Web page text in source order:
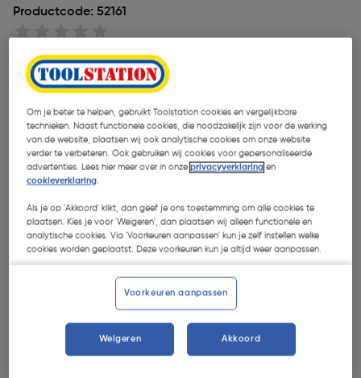
Productcode: 52161
€ 51,95 | Excl. btw € 42,93
Om je beter te helpen, gebruikt Toolstation cookies en vergelijkbare
technieken. Naast functionele cookies, die noodzakelijk zijn voor de werking
van de website, plaatsen wij ook analytische cookies om onze website
verder te verbeteren. Ook gebruiken wij cookies voor gepersonaliseerde
advertenties. Lees hier meer over in onzeprivacyverklaring en
cookieverklaring.
Als je op 'Akkoord' klikt, dan geef je ons toestemming om alle cookies te
plaatsen. Kies je voor 'Weigeren', dan plaatsen wij alleen functionele en
analytische cookies. Via 'Voorkeuren aanpassen' kun je zelf instellen welke
cookies worden geplaatst. Deze voorkeuren kun je altijd weer aanpassen.
Voorkeuren aanpassen
Weigeren Akkoord